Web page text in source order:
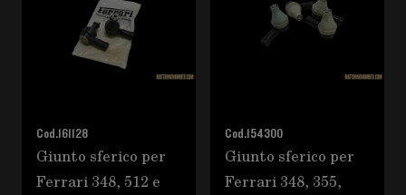
Cod.161128
Giunto sferico per
Ferrari 348, 512 e
Cod.154300
Giunto sferico per
Ferrari 348, 355,